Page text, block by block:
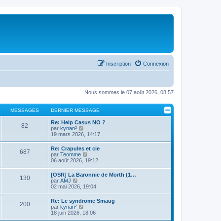
Connexion
Inscription
Nous sommes le 07 août 2026, 08:57
MESSAGES DERNIER MESSAGE
82
Re: Help Casus NO ?
par kynan²
u
l
t
e
r
e
d
e
r
n
i
19 mars 2026, 14:17
687
Re: Crapules et cie
par Teomme
o
u
l
t
e
r
e
d
06 août 2026, 19:12
130
[OSR] La Baronnie de Morth (1…
par AMJ
o
s
u
l
t
02 mai 2026, 19:04
200
Re: Le syndrome Smaug
par kynan²
o
18 juin 2026, 18:06